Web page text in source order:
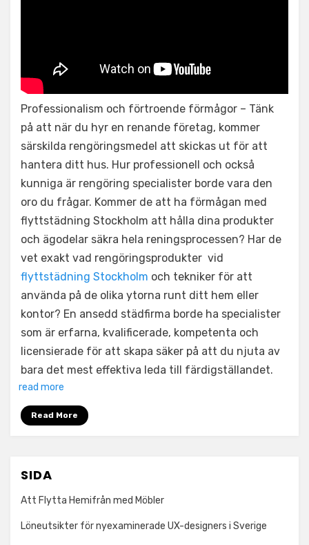
Professionalism och förtroende förmågor – Tänk
på att när du hyr en renande företag, kommer
särskilda rengöringsmedel att skickas ut för att
hantera ditt hus. Hur professionell och också
kunniga är rengöring specialister borde vara den
oro du frågar. Kommer de att ha förmågan med
flyttstädning Stockholm att hålla dina produkter
och ägodelar säkra hela reningsprocessen? Har de
vet exakt vad rengöringsprodukter vid
flyttstädning Stockholm och tekniker för att
använda på de olika ytorna runt ditt hem eller
kontor? En ansedd städfirma borde ha specialister
som är erfarna, kvalificerade, kompetenta och
licensierade för att skapa säker på att du njuta av
bara det mest effektiva leda till färdigställandet.
read more
Read More
SIDA
Att Flytta Hemifrån med Möbler
Löneutsikter för nyexaminerade UX-designers i Sverige